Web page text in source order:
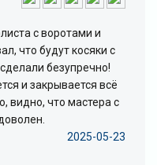
с воротами и
что будут косяки с
безупречно!
и закрывается всё
видно, что мастера с
2025-05-23